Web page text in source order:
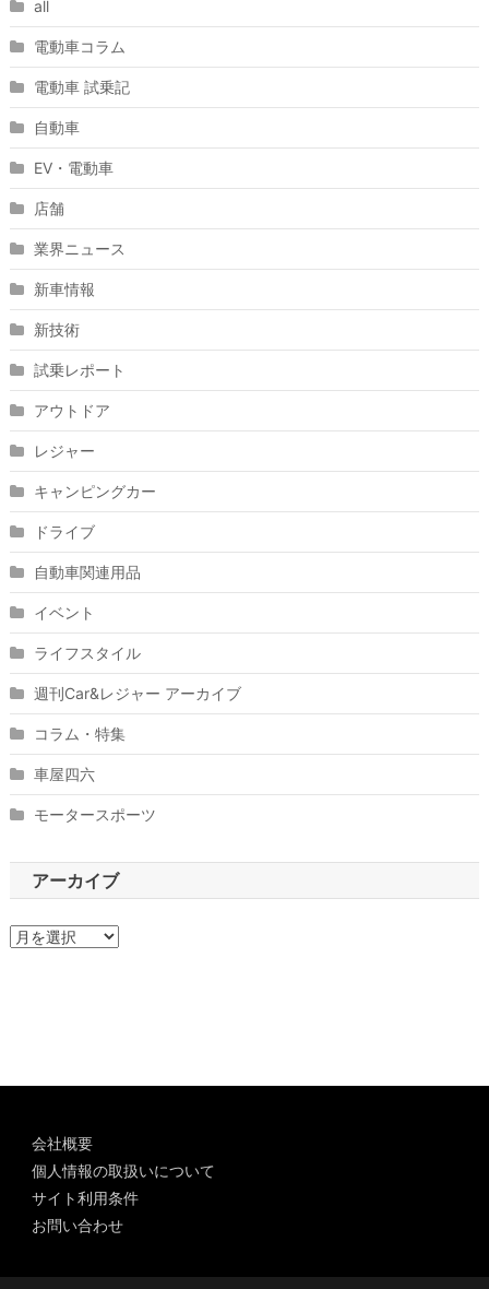
all
電動車コラム
電動車 試乗記
自動車
EV・電動車
店舗
業界ニュース
新車情報
新技術
試乗レポート
アウトドア
レジャー
キャンピングカー
ドライブ
自動車関連用品
イベント
ライフスタイル
週刊Car&レジャー アーカイブ
コラム・特集
車屋四六
モータースポーツ
アーカイブ
ア
会社概要
個人情報の取扱いについて
サイト利用条件
お問い合わせ